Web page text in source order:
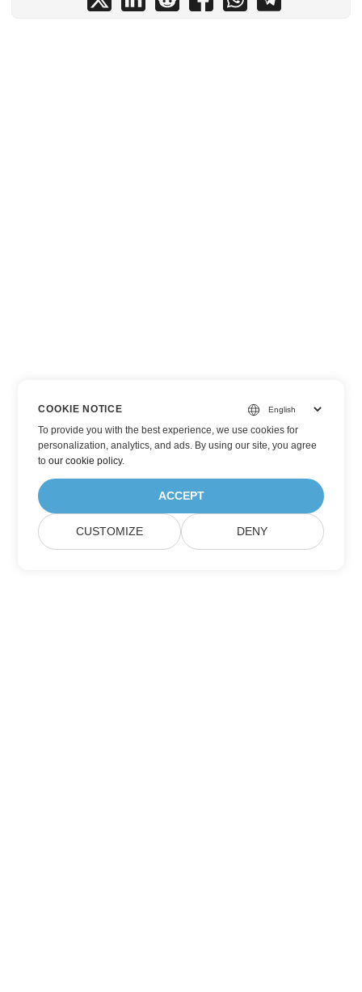
COOKIE NOTICE
To provide you with the best experience, we use cookies for
personalization, analytics, and ads. By using our site, you agree
toour cookie policy.
ACCEPT
CUSTOMIZE DENY